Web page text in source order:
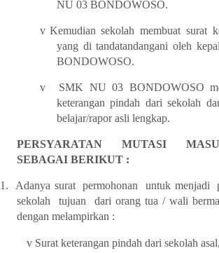
NU 03 BONDOWOSO.
v Kemudian sekolah membuat surat
yang di tandatandangani oleh
BONDOWOSO.
v
SMK NU 03 BONDOWOSO
keterangan pindah dari sekolah
belajar/rapor asli lengkap.
PERSYARATAN MUTASI
SEBAGAI BERIKUT :
1.
Adanya surat permohonan untuk
sekolah tujuan dari orang tua / wali
dengan melampirkan :
v Surat keterangan pindah dari sekolah asal,